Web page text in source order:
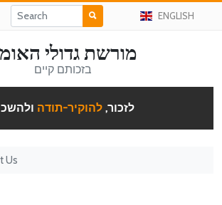
ENGLISH
מורשת גדולי
בזכותם קיים
לזכור, להוקיר-תודה
Us